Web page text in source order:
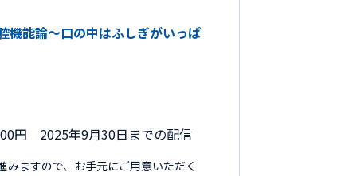
能論～口の中はふしぎがいっぱ
円 2025年9月30日までの配信
ますので、お手元にご用意いただく